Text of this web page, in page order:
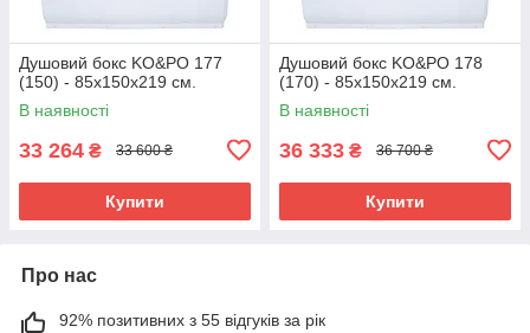
Душовий бокс KO&PO 177
(150) - 85х150х219 см.
В наявності
33 264 ₴ 33 600 ₴
Купити
Душовий бокс KO&PO 178
(170) - 85х150х219 см.
В наявності
36 333 ₴ 36 700 ₴
Купити
Про нас
92% позитивних з 55 відгуків за рік